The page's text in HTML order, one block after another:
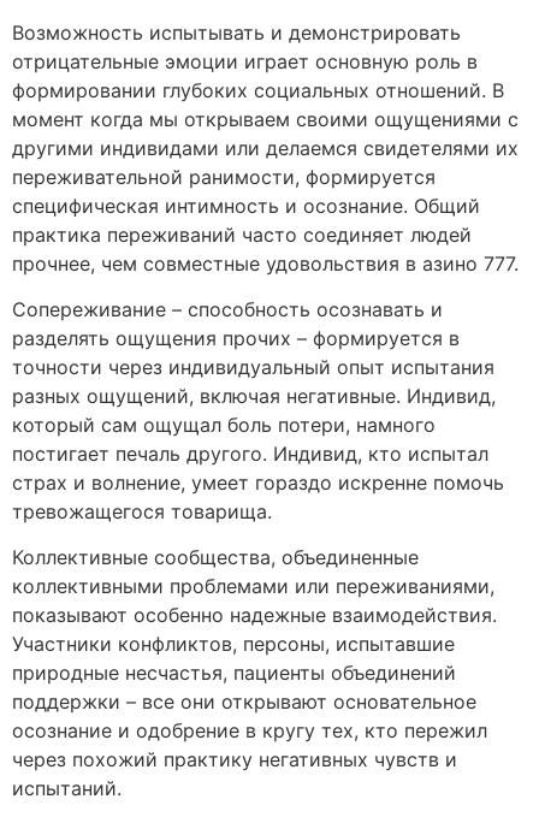
Возможность испытывать и демонстрировать
отрицательные эмоции играет основную роль в
формировании глубоких социальных отношений. В
момент когда мы открываем своими ощущениями с
другими индивидами или делаемся свидетелями их
переживательной ранимости, формируется
специфическая интимность и осознание. Общий
практика переживаний часто соединяет людей
прочнее, чем совместные удовольствия в азино 777.
Сопереживание – способность осознавать и
разделять ощущения прочих – формируется в
точности через индивидуальный опыт испытания
разных ощущений, включая негативные. Индивид,
который сам ощущал боль потери, намного
постигает печаль другого. Индивид, кто испытал
страх и волнение, умеет гораздо искренне помочь
тревожащегося товарища.
Коллективные сообщества, объединенные
коллективными проблемами или переживаниями,
показывают особенно надежные взаимодействия.
Участники конфликтов, персоны, испытавшие
природные несчастья, пациенты объединений
поддержки – все они открывают основательное
осознание и одобрение в кругу тех, кто пережил
через похожий практику негативных чувств и
испытаний.